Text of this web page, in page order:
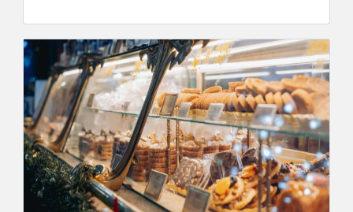
lors
d’un
achat
immobilier
?